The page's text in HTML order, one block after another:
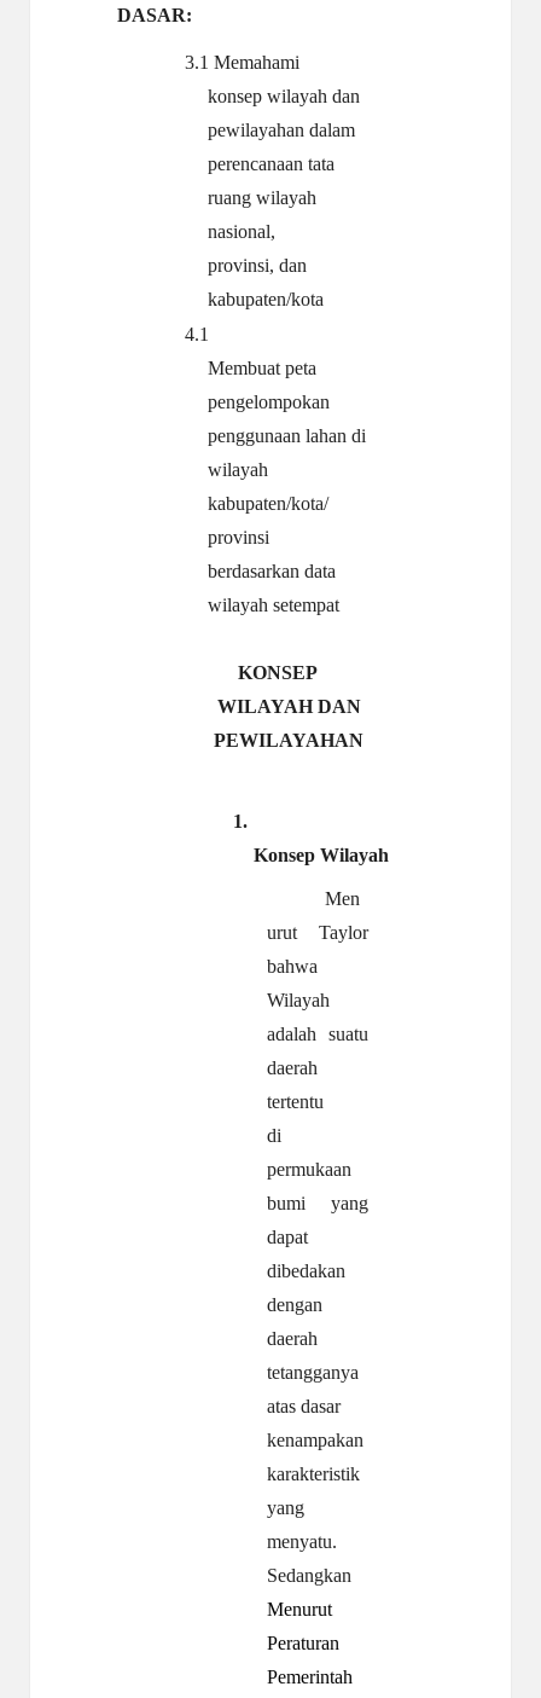
DASAR:
3.1 Memahami
konsep wilayah dan
pewilayahan dalam
perencanaan tata
ruang wilayah
nasional,
provinsi, dan
kabupaten/kota
4.1
Membuat peta
pengelompokan
penggunaan lahan di
wilayah
kabupaten/kota/
provinsi
berdasarkan data
wilayah setempat
KONSEP
WILAYAH DAN
PEWILAYAHAN
1.
Konsep Wilayah
Men
urut Taylor
bahwa
Wilayah
adalah suatu
daerah
tertentu
di
permukaan
bumi yang
dapat
dibedakan
dengan
daerah
tetangganya
atas dasar
kenampakan
karakteristik
yang
menyatu.
Sedangkan
Menurut
Peraturan
Pemerintah